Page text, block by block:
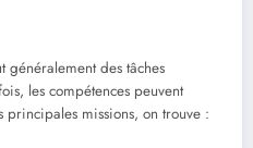
généralement des tâches
les compétences peuvent
principales missions, on trouve :